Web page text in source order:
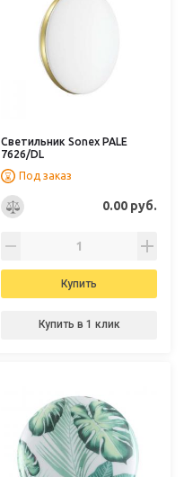
Светильник Sonex PALE
7626/DL
Под заказ
0.00 руб.
Купить
Купить в 1 клик